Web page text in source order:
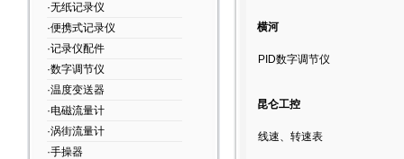
·无纸记录仪
·便携式记录仪
·记录仪配件
·数字调节仪
·温度变送器
·电磁流量计
·涡街流量计
·手操器
横河
PID数字调节仪
昆仑工控
线速、转速表